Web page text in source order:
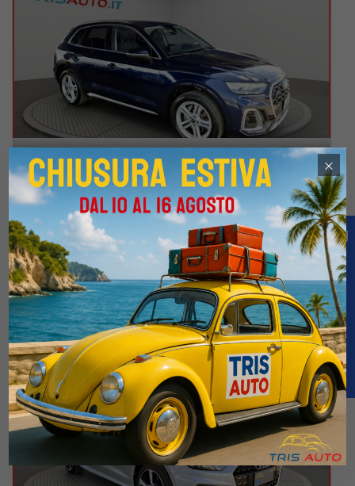
29
AUDI Q5 40 2.0 TDI Mhev S-tronic Quattro S-line (MATRIX+NAVI)
€27.900€69.900
4 / 2021 94.000 Km
Automatico
Elettrica-Diesel
Blu
5-porte
1968cc 204CV / 150KW
KM 0 Confronta
×